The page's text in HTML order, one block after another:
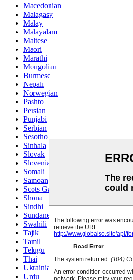
Macedonian
Malagasy
Malay
Malayalam
Maltese
Maori
Marathi
Mongolian
Burmese
Nepali
Norwegian
Pashto
Persian
Punjabi
Serbian
Sesotho
Sinhala
Slovak
Slovenian
Somali
Samoan
Scots Gaelic
Shona
Sindhi
Sundanese
Swahili
Tajik
Tamil
Telugu
Thai
Ukrainian
Urdu